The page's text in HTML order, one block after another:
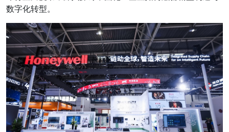
数字化转型。